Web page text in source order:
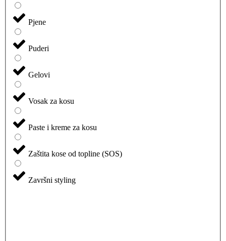
Pjene
Puderi
Gelovi
Vosak za kosu
Paste i kreme za kosu
Zaštita kose od topline (SOS)
Završni styling